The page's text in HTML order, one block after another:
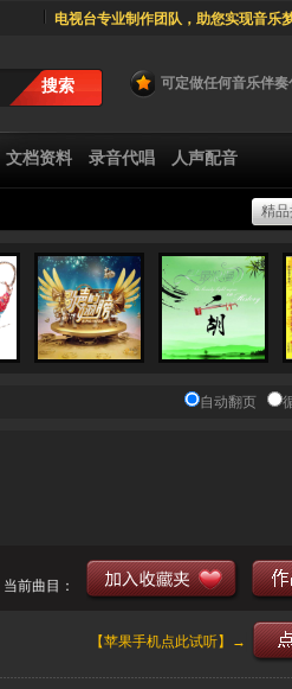
电视台专业制作团队，助您实现音乐
可定做任何音乐伴奏
文档资料 录音代唱 人声配音
精
自动翻页
当前曲目：毛阿敏 - 呼唤 伴奏 高品质立体声音
【苹果手机点此试听】→